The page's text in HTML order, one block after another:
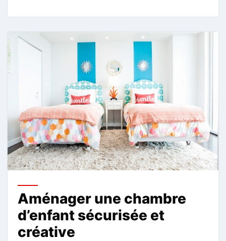
Aménager une chambre
d’enfant sécurisée et
créative